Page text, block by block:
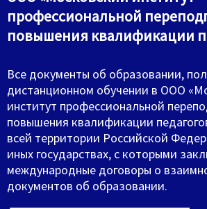
профессиональной
повышения квалификации
Все документы об образовании,
дистанционном обучении в ООО
институт профессиональной
повышения квалификации
всей территории Российской
иных государствах, с которыми
международные договоры о
документов об образовании.